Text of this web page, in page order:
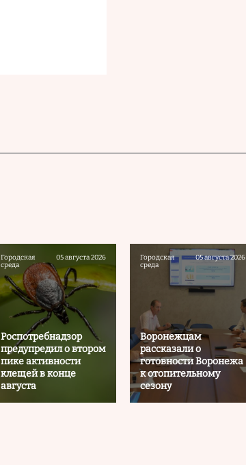
Городская
среда
05 августа 2026
Роспотребнадзор
предупредил о втором
пике активности
клещей в конце
августа
Городская
среда
05 августа 2026
Воронежцам
рассказали о
готовности Воронежа
к отопительному
сезону